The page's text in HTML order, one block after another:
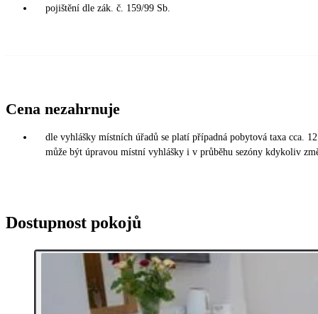
pojištění dle zák. č. 159/99 Sb.
Cena nezahrnuje
dle vyhlášky místních úřadů se platí případná pobytová taxa cca.
může být úpravou místní vyhlášky i v průběhu sezóny kdykoliv
Dostupnost pokojů